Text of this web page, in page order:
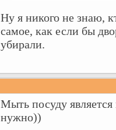
Ну я никого не знаю,
самое, как если бы
убирали.
Мыть посуду
нужно))